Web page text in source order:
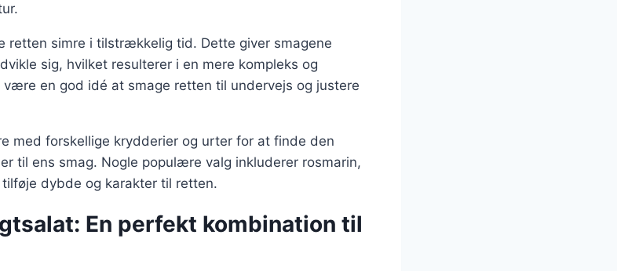
retten simre i tilstrækkelig tid. Dette giver smagene
sig, hvilket resulterer i en mere kompleks og
en god idé at smage retten til undervejs og justere
med forskellige krydderier og urter for at finde den
til ens smag. Nogle populære valg inkluderer rosmarin,
dybde og karakter til retten.
En perfekt kombination til